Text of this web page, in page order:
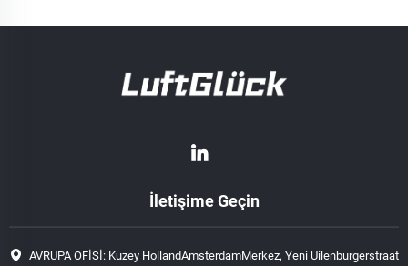
İletişime Geçin
AVRUPA OFİSİ: Kuzey HollandAmsterdamMerkez, Yeni Uilenburgerstraat